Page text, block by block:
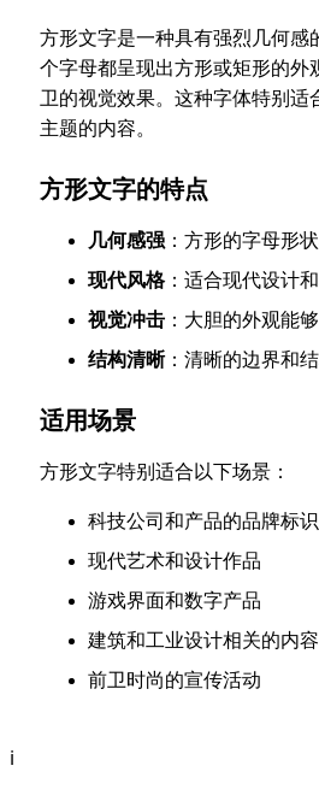
方形文字是一种具有强烈几何感
个字母都呈现出方形或矩形的外
卫的视觉效果。这种字体特别适
主题的内容。
方形文字的特点
几何感强 ：方形的字母形
现代风格：适合现代设计
视觉冲击 ：大胆的外观能
结构清晰：清晰的边界和
适用场景
方形文字特别适合以下场景：
科技公司和产品的品牌标识
现代艺术和设计作品
游戏界面和数字产品
建筑和工业设计相关的内容
前卫时尚的宣传活动
ℹ️